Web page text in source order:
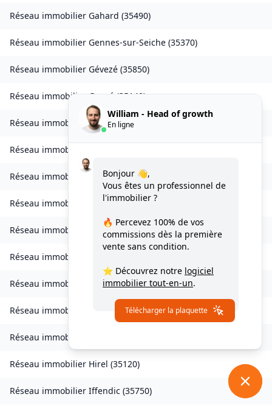
Réseau immobilier Gahard (35490)
Réseau immobilier Gennes-sur-Seiche (35370)
Réseau immobilier Gévezé (35850)
Réseau immobilierGosné(35140)
Réseau immobilierLa Gouesnière
Réseau immobilier
Réseau immobilier Grand-Fougeray
Réseau immobilier La Guerche-de-Bretagne
Réseau immobilier Guichen(35580)
Réseau immobilier
Réseau immobilier Guipel(35440)
Réseau immobilier Hédé-Bazouges(35630)
Réseau immobilier
Réseau immobilier Hirel (35120)
Réseau immobilier Iffendic (35750)
William - Head of growth
En ligne
Bonjour 👋,
Vous êtes un professionnel de
l'immobilier ?
🔥 Percevez 100% de vos
commissions dès la première
vente sans condition.
⭐ Découvrez notre logiciel
immobilier tout-en-un.
Télécharger la plaquette